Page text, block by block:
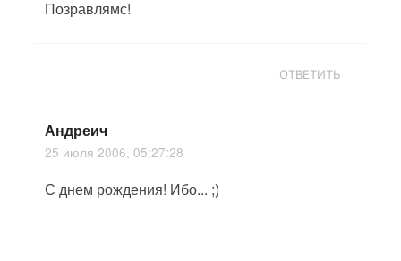
Позравлямс!
ОТВЕТИТЬ
Андреич
25 июля 2006, 05:27:28
С днем рождения! Ибо... ;)